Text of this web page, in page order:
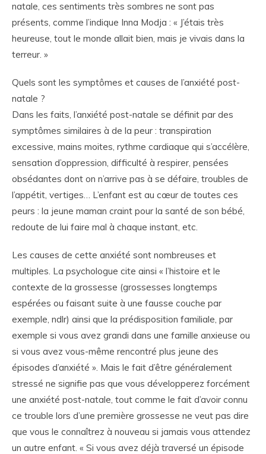
natale, ces sentiments très sombres ne sont pas
présents, comme l’indique Inna Modja : « J’étais très
heureuse, tout le monde allait bien, mais je vivais dans la
terreur. »
Quels sont les symptômes et causes de l’anxiété post-
natale ?
Dans les faits, l’anxiété post-natale se définit par des
symptômes similaires à de la peur : transpiration
excessive, mains moites, rythme cardiaque qui s’accélère,
sensation d’oppression, difficulté à respirer, pensées
obsédantes dont on n’arrive pas à se défaire, troubles de
l’appétit, vertiges… L’enfant est au cœur de toutes ces
peurs : la jeune maman craint pour la santé de son bébé,
redoute de lui faire mal à chaque instant, etc.
Les causes de cette anxiété sont nombreuses et
multiples. La psychologue cite ainsi « l’histoire et le
contexte de la grossesse (grossesses longtemps
espérées ou faisant suite à une fausse couche par
exemple, ndlr) ainsi que la prédisposition familiale, par
exemple si vous avez grandi dans une famille anxieuse ou
si vous avez vous-même rencontré plus jeune des
épisodes d’anxiété ». Mais le fait d’être généralement
stressé ne signifie pas que vous développerez forcément
une anxiété post-natale, tout comme le fait d’avoir connu
ce trouble lors d’une première grossesse ne veut pas dire
que vous le connaîtrez à nouveau si jamais vous attendez
un autre enfant. « Si vous avez déjà traversé un épisode